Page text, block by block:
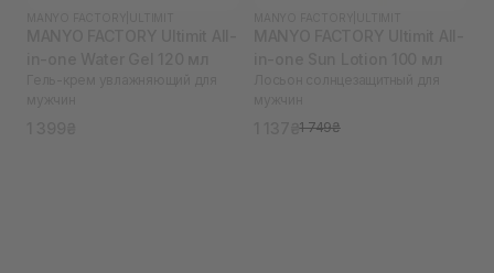
1 137₴1 749₴